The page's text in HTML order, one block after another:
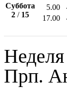
Суббота
2 / 15
5.00
17.00
Прп.